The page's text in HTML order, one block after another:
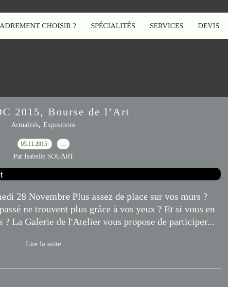
CHOISIR ? SPÉCIALITÉS SERVICES DEVIS
2015, Bourse de l’Art
Actualités, Expositions
05.11.2015 …
Par Isabelle SOUART
28 Novembre Plus assez de place sur vos murs ?
ne trouvent plus grâce à vos yeux ? Et si vous en
? La Galerie de l'Atelier vous propose de participer...
Lire la suite